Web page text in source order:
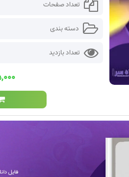
تعداد صفحات
دسته بندی
تعداد بازدید
۲۵,۰۰۰